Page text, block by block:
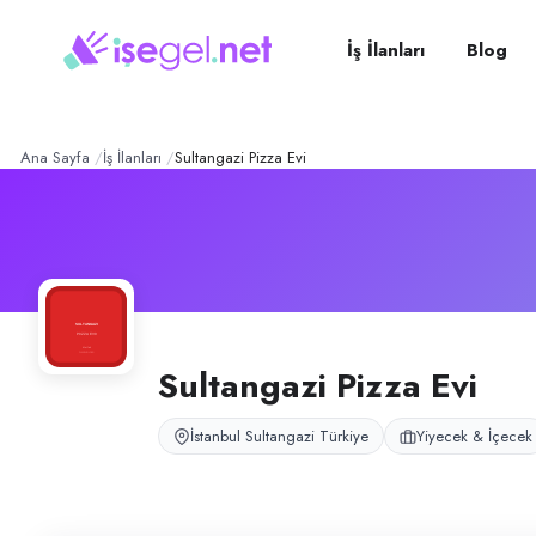
Pizza Evi –
Sultangazi Pizza Evi, İstanbul Sultangazi’de pizza mutfağı ve gece
pozisyonlar
Pizza Ustası
İş İlanları Blog
Ana Sayfa İş İlanları Sultangazi Pizza Evi
Sultangazi Pizza Evi
İstanbul Sultangazi Türkiye Yiyecek & İçecek